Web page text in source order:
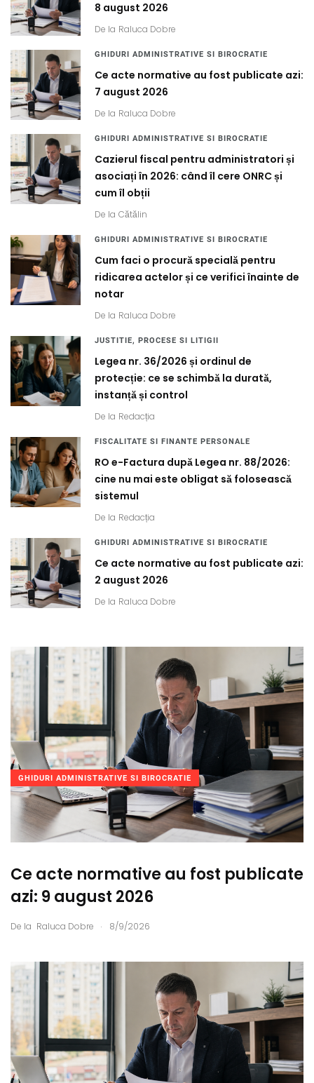
8 august 2026
De la Raluca Dobre
GHIDURI ADMINISTRATIVE SI BIROCRATIE
Ce acte normative au fost publicate azi:
7 august 2026
De la Raluca Dobre
GHIDURI ADMINISTRATIVE SI BIROCRATIE
Cazierul fiscal pentru administratori și
asociați în 2026: când îl cere ONRC și
cum îl obții
De la Cătălin
GHIDURI ADMINISTRATIVE SI BIROCRATIE
Cum faci o procură specială pentru
ridicarea actelor și ce verifici înainte de
notar
De la Raluca Dobre
JUSTITIE, PROCESE SI LITIGII
Legea nr. 36/2026 și ordinul de
protecție: ce se schimbă la durată,
instanță și control
De la Redacția
FISCALITATE SI FINANTE PERSONALE
RO e-Factura după Legea nr. 88/2026:
cine nu mai este obligat să folosească
sistemul
De la Redacția
GHIDURI ADMINISTRATIVE SI BIROCRATIE
Ce acte normative au fost publicate azi:
2 august 2026
De la Raluca Dobre
GHIDURI ADMINISTRATIVE SI BIROCRATIE
Ce acte normative au fost publicate
azi: 9 august 2026
De la Raluca Dobre . 8/9/2026